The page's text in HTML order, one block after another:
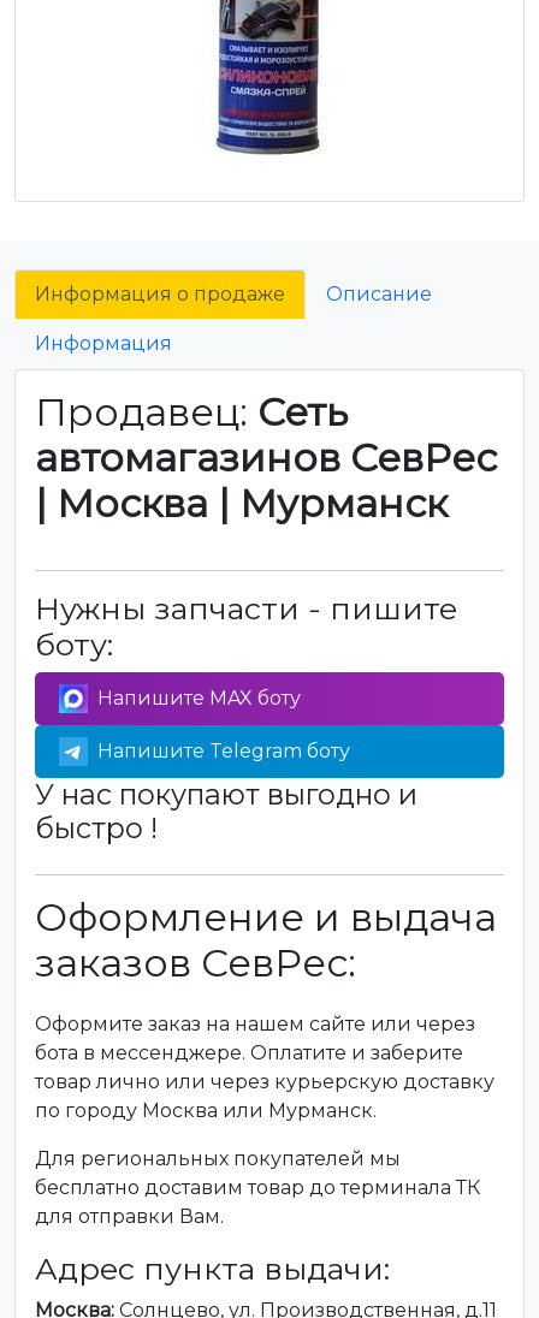
Информация о продаже Описание
Информация
Продавец: Сеть
автомагазинов СевРес
| Москва | Мурманск
Нужны запчасти - пишите
боту:
Напишите MAX боту
Напишите Telegram боту
У нас покупают выгодно и
быстро !
Оформление и выдача
заказов СевРес:
Оформите заказ на нашем сайте или через
бота в мессенджере. Оплатите и заберите
товар лично или через курьерскую доставку
по городу Москва или Мурманск.
Для региональных покупателей мы
бесплатно доставим товар до терминала ТК
для отправки Вам.
Адрес пункта выдачи:
Москва: Солнцево, ул. Производственная, д.11